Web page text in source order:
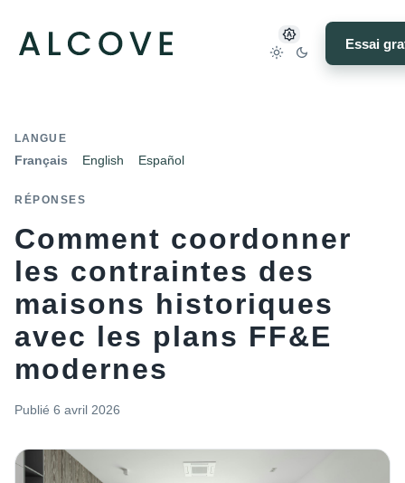
Essai
LANGUE
Français English Español
RÉPONSES
Comment coordonner
les contraintes des
maisons historiques
avec les plans FF&E
modernes
Publié 6 avril 2026